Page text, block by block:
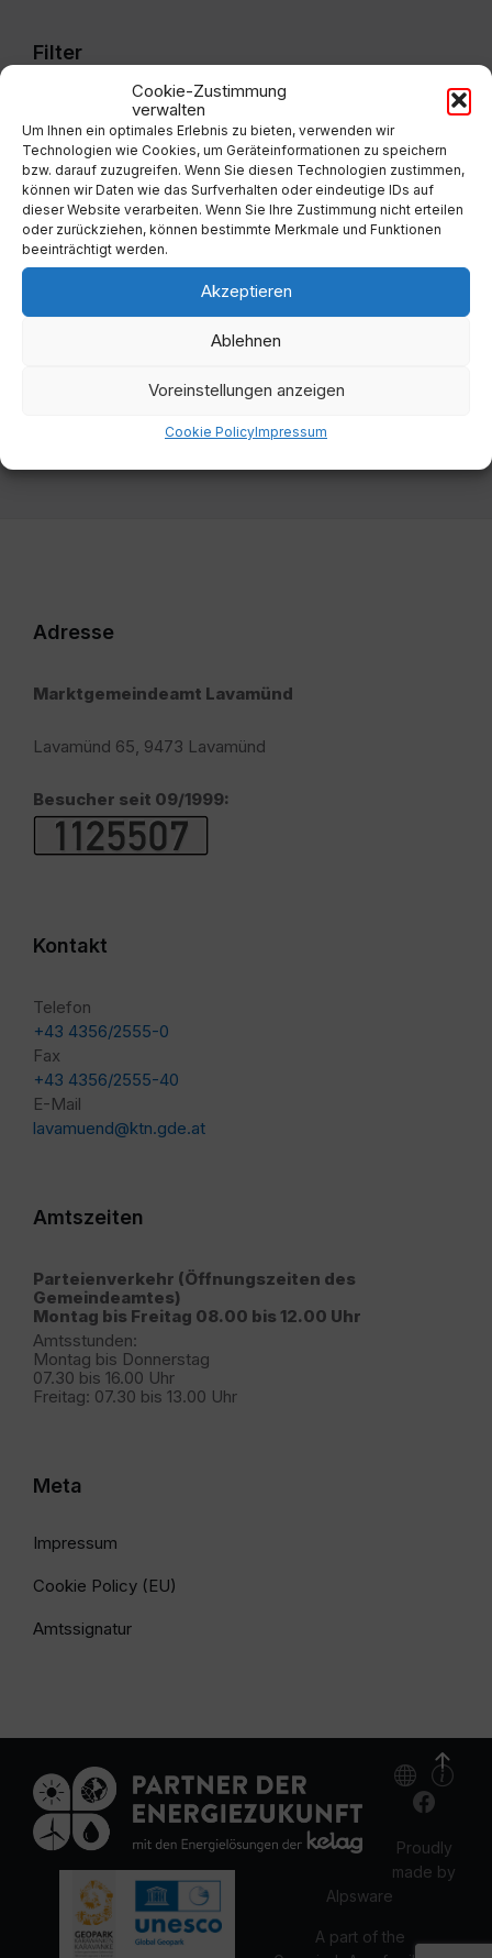
Cookie-Zustimmung
verwalten
Um Ihnen ein optimales Erlebnis zu bieten, verwenden wir
Technologien wie Cookies, um Geräteinformationen zu speichern
bzw. darauf zuzugreifen. Wenn Sie diesen Technologien zustimmen,
können wir Daten wie das Surfverhalten oder eindeutige IDs auf
dieser Website verarbeiten. Wenn Sie Ihre Zustimmung nicht erteilen
oder zurückziehen, können bestimmte Merkmale und Funktionen
beeinträchtigt werden.
Akzeptieren
Ablehnen
Voreinstellungen anzeigen
Cookie PolicyImpressum
Filter
Von:
Bis:
Filter
Keine Kategorien
Adresse
Marktgemeindeamt Lavamünd
Lavamünd 65, 9473 Lavamünd
Besucher seit 09/1999:
Kontakt
Telefon
+43 4356/2555-0
Fax
+43 4356/2555-40
E-Mail
lavamuend@ktn.gde.at
Amtszeiten
Parteienverkehr (Öffnungszeiten des
Gemeindeamtes)
Montag bis Freitag 08.00 bis 12.00 Uhr
Amtsstunden:
Montag bis Donnerstag
07.30 bis 16.00 Uhr
Freitag: 07.30 bis 13.00 Uhr
Meta
Impressum
Cookie Policy (EU)
Amtssignatur
Proudly
made by
Alpsware
A part of the